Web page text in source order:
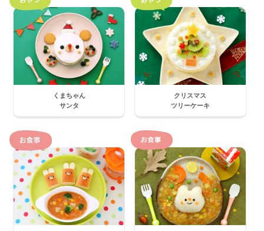
くまちゃん
サンタ
クリスマス
ツリーケーキ